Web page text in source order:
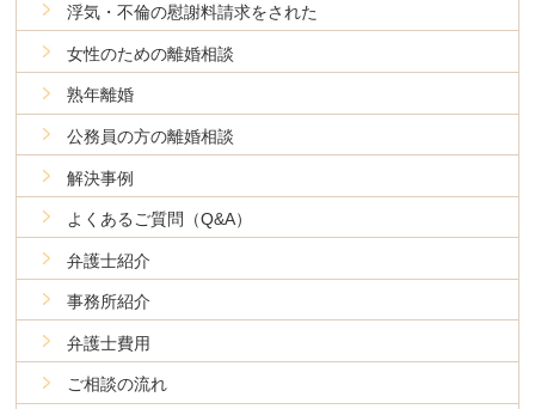
浮気・不倫の慰謝料請求をされた
女性のための離婚相談
熟年離婚
公務員の方の離婚相談
解決事例
よくあるご質問（Q&A）
弁護士紹介
事務所紹介
弁護士費用
ご相談の流れ